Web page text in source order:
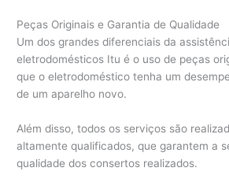
Peças Originais e Garantia de Qualidade
Um dos grandes diferenciais da
eletrodomésticos Itu é o uso de peças
que o eletrodoméstico tenha um
de um aparelho novo.
Além disso, todos os serviços são
altamente qualificados, que garantem a
qualidade dos consertos realizados.